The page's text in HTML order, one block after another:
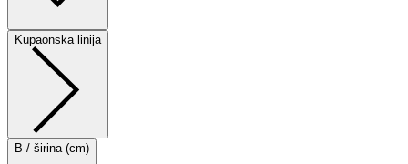
Kupaonska linija
B / širina (cm)